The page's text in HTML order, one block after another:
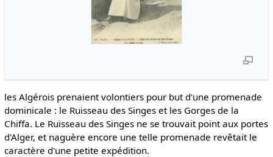
les Algérois prenaient volontiers pour but d'une promenade
dominicale : le Ruisseau des Singes et les Gorges de la
Chiffa. Le Ruisseau des Singes ne se trouvait point aux portes
d'Alger, et naguère encore une telle promenade revêtait le
caractère d'une petite expédition.